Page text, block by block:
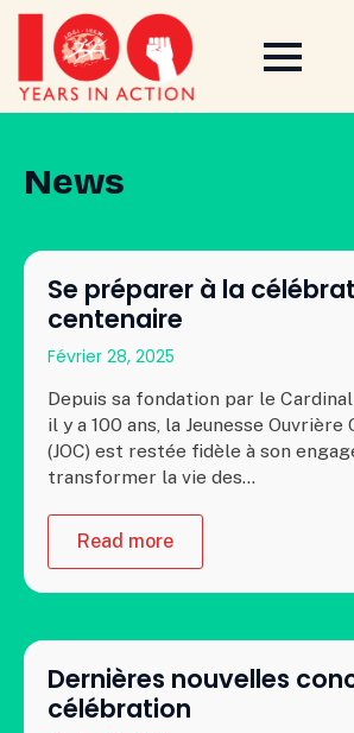
News
Se préparer à la
centenaire
Février 28, 2025
Depuis sa fondation par le
il y a 100 ans, la Jeunesse Ouvrière
(JOC) est restée fidèle à son
transformer la vie des…
Read more
Dernières nouvelles
célébration